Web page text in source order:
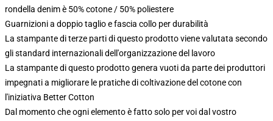
rondella denim è 50% cotone / 50% poliestere
Guarnizioni a doppio taglio e fascia collo per durabilità
La stampante di terze parti di questo prodotto viene valutata secondo
gli standard internazionali dell'organizzazione del lavoro
La stampante di questo prodotto genera vuoti da parte dei produttori
impegnati a migliorare le pratiche di coltivazione del cotone con
l'iniziativa Better Cotton
Dal momento che ogni elemento è fatto solo per voi dal vostro